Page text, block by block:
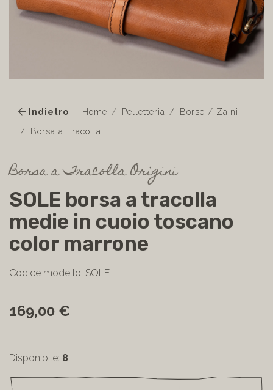
Indietro Home Pelletteria
Borse / Zaini
Borsa a Tracolla
Borsa a Tracolla Origini
SOLE borsa a tracolla
medie in cuoio toscano
color marrone
Codice modello: SOLE
169,00 €
Disponibile: 8